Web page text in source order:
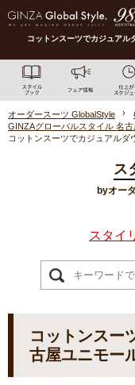
コットンスーツでカジュア
オーダースーツ GlobalStyle
GINZAグローバルスタイル 名
コットンスーツでカジュアル
ス
byオー
スタイ
コットンスー
古屋ユニモー